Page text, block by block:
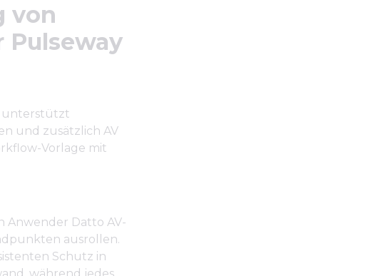
von
Pulseway
unterstützt
und zusätzlich AV
Vorlage mit
Anwender Datto AV-
ausrollen.
Schutz in